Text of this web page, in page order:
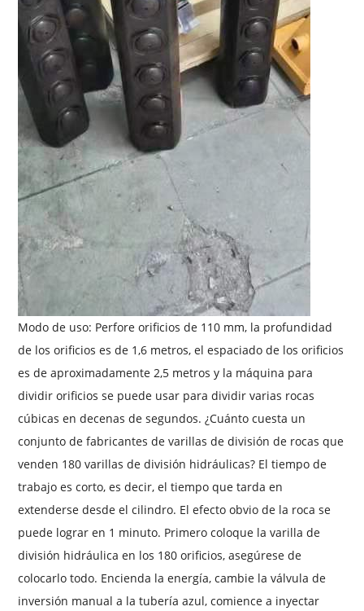
Modo de uso: Perfore orificios de 110 mm, la profundidad
de los orificios es de 1,6 metros, el espaciado de los orificios
es de aproximadamente 2,5 metros y la máquina para
dividir orificios se puede usar para dividir varias rocas
cúbicas en decenas de segundos. ¿Cuánto cuesta un
conjunto de fabricantes de varillas de división de rocas que
venden 180 varillas de división hidráulicas? El tiempo de
trabajo es corto, es decir, el tiempo que tarda en
extenderse desde el cilindro. El efecto obvio de la roca se
puede lograr en 1 minuto. Primero coloque la varilla de
división hidráulica en los 180 orificios, asegúrese de
colocarlo todo. Encienda la energía, cambie la válvula de
inversión manual a la tubería azul, comience a inyectar